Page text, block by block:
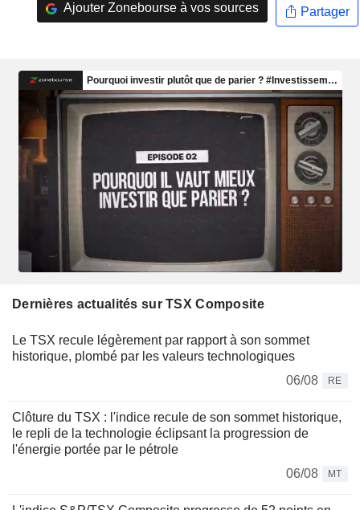
Ajouter Zonebourse à vos sources Partager
Dernières actualités sur TSX Composite
Le TSX recule légèrement par rapport à son sommet
historique, plombé par les valeurs technologiques
06/08
RE
Clôture du TSX : l'indice recule de son sommet historique,
le repli de la technologie éclipsant la progression de
l'énergie portée par le pétrole
06/08
MT